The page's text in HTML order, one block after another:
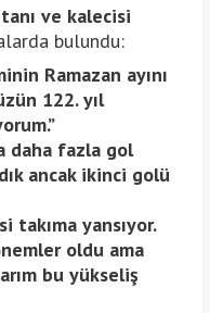
ve kalecisi
bulundu:
Ramazan ayını
122. yıl
daha fazla gol
ancak ikinci golü
takıma yansıyor.
oldu ama
bu yükseliş